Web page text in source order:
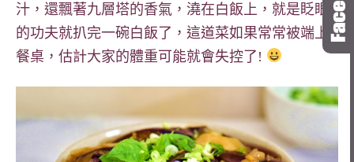
汁，還飄著九層塔的香氣，澆在白飯上，就是眨眼
的功夫就扒完一碗白飯了，這道菜如果常常被端上
餐桌，估計大家的體重可能就會失控了!